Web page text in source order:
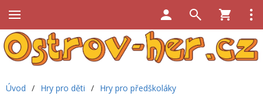
Úvod / Hry pro děti / Hry pro předškoláky